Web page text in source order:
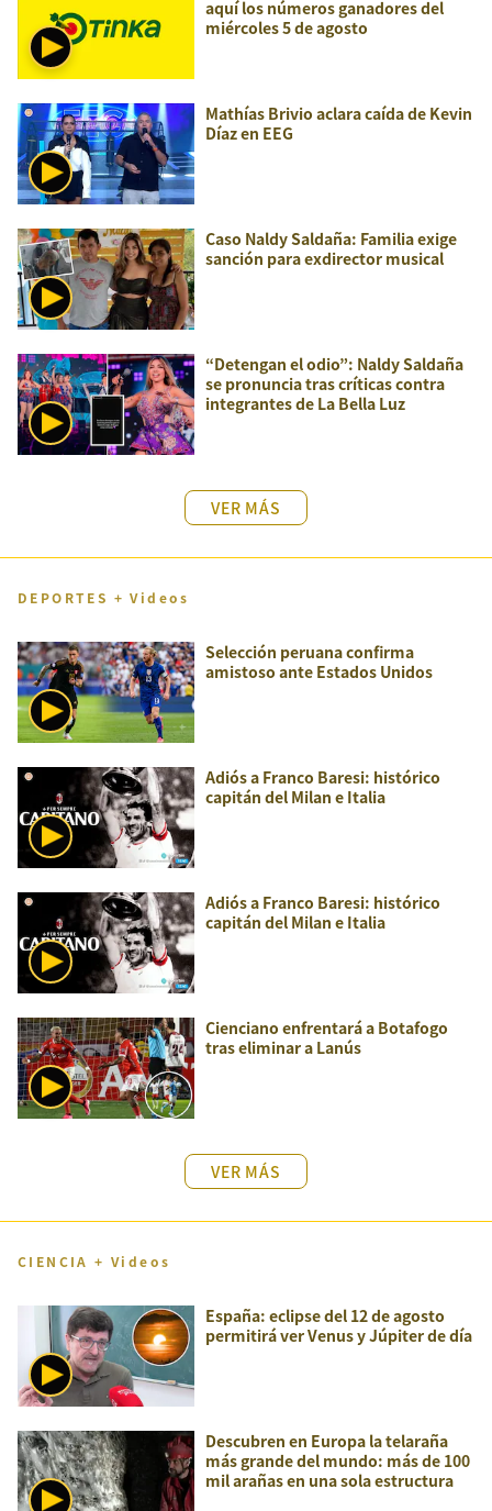
aquí los números ganadores del
miércoles 5 de agosto
Mathías Brivio aclara caída de Kevin
Díaz en EEG
Caso Naldy Saldaña: Familia exige
sanción para exdirector musical
“Detengan el odio”: Naldy Saldaña
se pronuncia tras críticas contra
integrantes de La Bella Luz
VER MÁS
DEPORTES + Videos
Selección peruana confirma
amistoso ante Estados Unidos
Adiós a Franco Baresi: histórico
capitán del Milan e Italia
Adiós a Franco Baresi: histórico
capitán del Milan e Italia
Cienciano enfrentará a Botafogo
tras eliminar a Lanús
VER MÁS
CIENCIA + Videos
España: eclipse del 12 de agosto
permitirá ver Venus y Júpiter de día
Descubren en Europa la telaraña
más grande del mundo: más de 100
mil arañas en una sola estructura